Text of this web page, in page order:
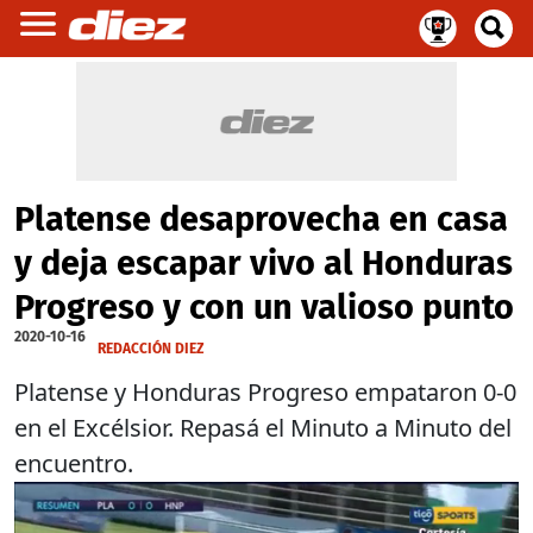
Platense desaprovecha en casa
y deja escapar vivo al Honduras
Progreso y con un valioso punto
2020-10-16
REDACCIÓN DIEZ
Platense y Honduras Progreso empataron 0-0
en el Excélsior. Repasá el Minuto a Minuto del
encuentro.